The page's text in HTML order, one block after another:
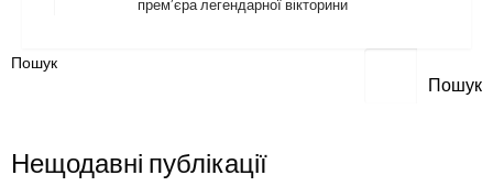
Пошук
Пошук
Нещодавні публікації
прем’єра легендарної вікторини